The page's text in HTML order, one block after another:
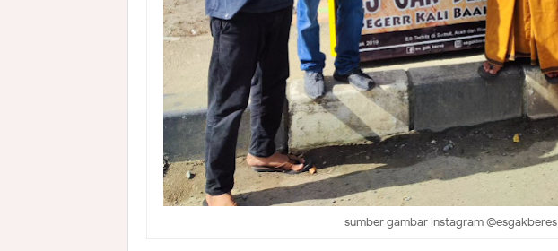
sumber gambar instagram @esgakberes